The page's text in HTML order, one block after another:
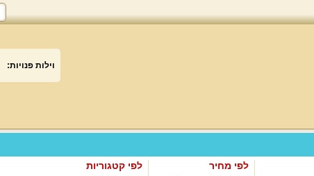
וילות פנויות:
לפי מחיר לפי קטגוריות